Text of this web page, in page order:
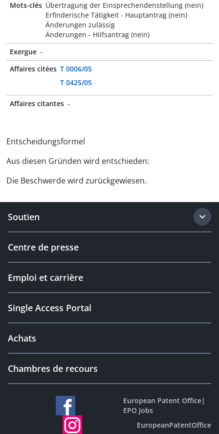
Mots-clés Übertragung der Einsprechendenstellung (nein)
Erfinderische Tätigkeit - Hauptantrag (nein)
Änderungen zulässig
Änderungen - Hilfsantrag (nein)
Exergue -
Affaires citées T 0006/05
T 0425/05
Affaires citantes -
Entscheidungsformel
Aus diesen Gründen wird entschieden:
Die Beschwerde wird zurückgewiesen.
Soutien
Centre de presse
Emploi et carrière
Single Access Portal
Achats
Chambres de recours
European Patent Office|
EPO Jobs
EuropeanPatentOffice